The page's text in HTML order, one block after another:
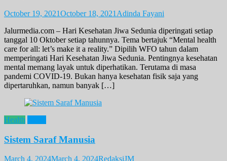
October 19, 2021October 18, 2021 Adinda Fayani
Jalurmedia.com – Hari Kesehatan Jiwa Sedunia diperingati setiap
tanggal 10 Oktober setiap tahunnya. Tema bertajuk “Mental health
care for all: let’s make it a reality.” Dipilih WFO tahun dalam
memperingati Hari Kesehatan Jiwa Sedunia. Pentingnya kesehatan
mental memang layak untuk diperhatikan. Terutama di masa
pandemi COVID-19. Bukan hanya kesehatan fisik saja yang
dipertaruhkan, namun banyak […]
Health
Sistem Saraf Manusia
March 4, 2024March 4, 2024RedaksiJM